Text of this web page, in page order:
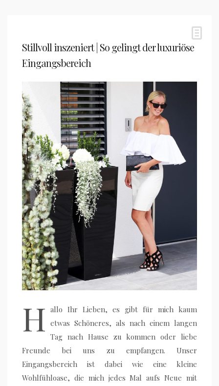
Stillvoll inszeniert | So gelingt der luxuriöse
Eingangsbereich
H allo Ihr Lieben, es gibt für mich kaum
etwas Schöneres, als nach einem langen
Tag nach Hause zu kommen oder liebe
Freunde bei uns zu empfangen. Unser
Eingangsbereich ist dabei wie eine kleine
Wohlfühloase, die mich jedes Mal aufs Neue mit